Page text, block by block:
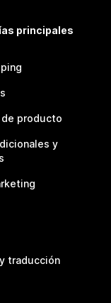
principales
de producto
y
traducción